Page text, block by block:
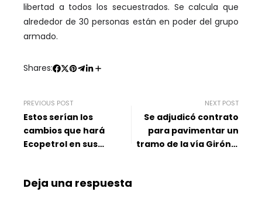
libertad a todos los secuestrados. Se calcula que
alrededor de 30 personas están en poder del grupo
armado.
Shares:
PREVIOUS POST
Estos serían los
cambios que hará
Ecopetrol en sus
NEXT POST
Se adjudicó contrato
para pavimentar un
tramo de la vía Girón –
Deja una respuesta